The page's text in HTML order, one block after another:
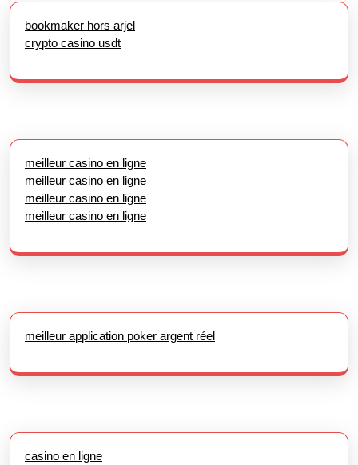
bookmaker hors arjel
crypto casino usdt
meilleur casino en ligne
meilleur casino en ligne
meilleur casino en ligne
meilleur casino en ligne
meilleur application poker argent réel
casino en ligne